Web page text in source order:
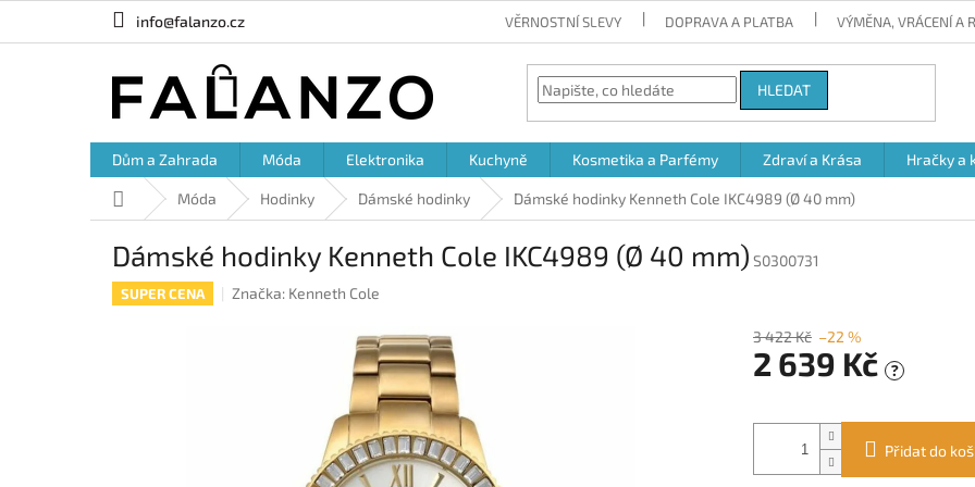
info@falanzo.cz VĚRNOSTNÍ SLEVY DOPRAVA A PLATBA VÝMĚNA, VRÁCENÍ A
HLEDAT
Dům a Zahrada Móda Elektronika Kuchyně Kosmetika a Parfémy Zdraví a Krása Hračky a
Domů Móda Hodinky Dámské hodinky Dámské hodinky Kenneth Cole IKC4989 (Ø 40 mm)
Dámské hodinky Kenneth Cole IKC4989 (Ø 40 mm) S0300731
SUPER CENA Značka: Kenneth Cole
3 422 Kč –22 %
2 639 Kč ?
cena:
Přidat do